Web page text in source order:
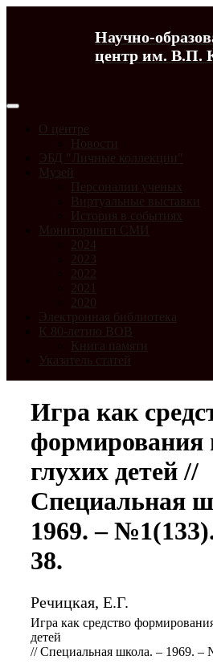
Научно-
центр им. В.П.
О центре
Новости
ЭБД "Личные коллекции"
Музей
Персоналии ученых
Виртуальные выставки
История в событиях
Мониторинги СМИ
2024
2023
2022
2021
2020
Электронная библиотека
К 80-летию ВОВ
Книга памяти
Указатель статей
Игра как
формирования
глухих детей //
Специальная
1969. –
38.
Речицкая, Е.Г.
Игра как средство
детей
// Специальная школа. – 1969. –